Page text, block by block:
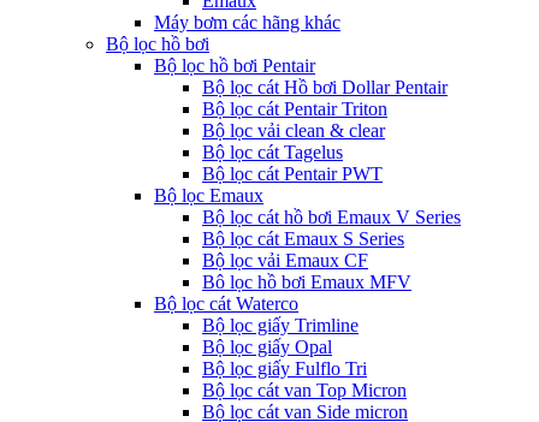
Máy bơm các hãng khác
Bộ lọc hồ bơi
Bộ lọc hồ bơi Pentair
Bộ lọc cát Hồ bơi Dollar Pentair
Bộ lọc cát Pentair Triton
Bộ lọc vải clean & clear
Bộ lọc cát Tagelus
Bộ lọc cát Pentair PWT
Bộ lọc Emaux
Bộ lọc cát hồ bơi Emaux V Series
Bộ lọc cát Emaux S Series
Bộ lọc vải Emaux CF
Bô lọc hồ bơi Emaux MFV
Bộ lọc cát Waterco
Bộ lọc giấy Trimline
Bộ lọc giấy Opal
Bộ lọc giấy Fulflo Tri
Bộ lọc cát van Top Micron
Bộ lọc cát van Side micron